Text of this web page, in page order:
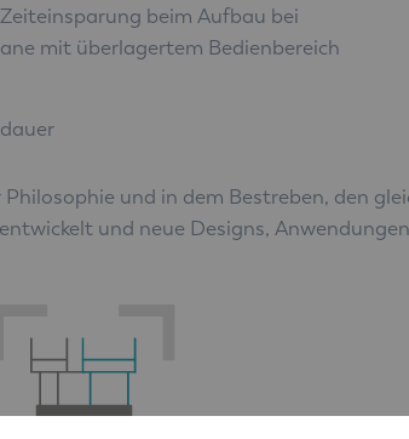
beim Aufbau bei
mit überlagertem Bedienbereich
und in dem Bestreben, den
und neue Designs,